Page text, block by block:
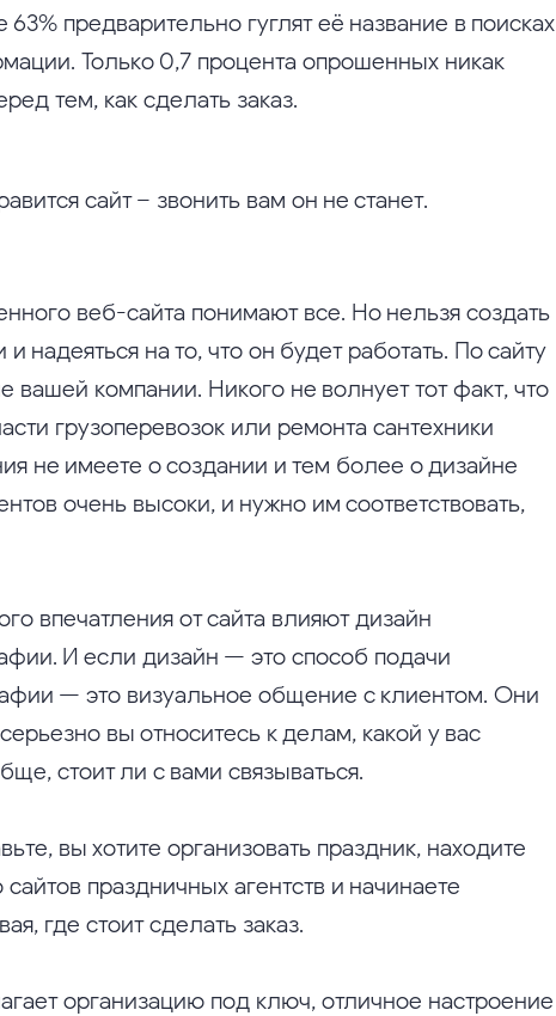
предварительно гуглят её название в поисках
Только 0,7 процента опрошенных никак
тем, как сделать заказ.
сайт – звонить вам он не станет.
веб-сайта понимают все. Но нельзя создать
надеяться на то, что он будет работать. По сайту
вашей компании. Никого не волнует тот факт, что
грузоперевозок или ремонта сантехники
не имеете о создании и тем более о дизайне
очень высоки, и нужно им соответствовать,
впечатления от сайта влияют дизайн
И если дизайн — это способ подачи
— это визуальное общение с клиентом. Они
вы относитесь к делам, какой у вас
стоит ли с вами связываться.
вы хотите организовать праздник, находите
праздничных агентств и начинаете
где стоит сделать заказ.
организацию под ключ, отличное настроение